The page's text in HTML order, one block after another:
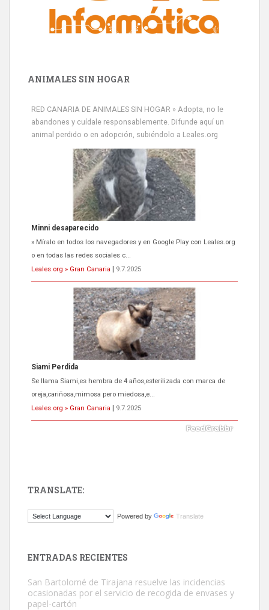
ANIMALES SIN HOGAR
RED CANARIA DE ANIMALES SIN HOGAR » Adopta, no le
abandones y cuídale responsablemente. Difunde aquí un
animal perdido o en adopción, subiéndolo a Leales.org
Siami Perdida
Se llama Siami,es hembra de 4 años,esterilizada con marca de
oreja,cariñosa,mimosa pero miedosa,e...
Leales.org » Gran Canaria
9.7.2025
ADOPCIÓN URGENTE GATA TEROR GRAN CANARIA
El ayuntamiento se va a llevar a Los Gatos callejeros de la zona los
próximos días, ella incluida...
Leales.org » Gran Canaria
9.7.2025
Este gato macho ha aparecido en la calle hace menos de un mes,
TRANSLATE:
Powered by Translate
ENTRADAS RECIENTES
San Bartolomé de Tirajana resuelve las incidencias
ocasionadas por el servicio de recogida de envases y
papel-cartón